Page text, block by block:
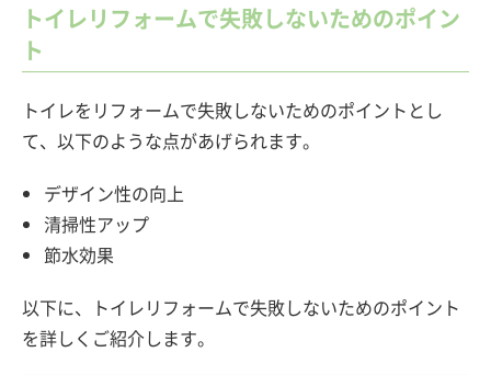
トイレリフォームで失敗しないためのポイン
ト
トイレをリフォームで失敗しないためのポイントとし
て、以下のような点があげられます。
デザイン性の向上
清掃性アップ
節水効果
以下に、トイレリフォームで失敗しないためのポイント
を詳しくご紹介します。